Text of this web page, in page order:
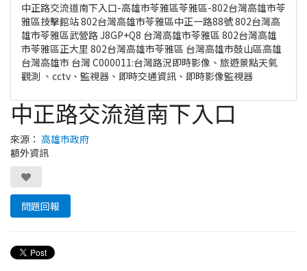
中正路交流道南下入口-高雄市苓雅區苓雅區-802台灣高雄市苓
雅區技擊館站 802台灣高雄市苓雅區中正一路88號 802台灣高
雄市苓雅區武營路 J8GP+Q8 台灣高雄市苓雅區 802台灣高雄
市苓雅區正大里 802台灣高雄市苓雅區 台灣高雄市鼓山區高雄
台灣高雄市 台灣 C000011:台灣路況即時影像、旅遊景點天氣
觀測 、cctv、監視器、即時交通資訊、即時影像監視器
中正路交流道南下入口
來源： 高雄市政府
額外資訊
問題回報